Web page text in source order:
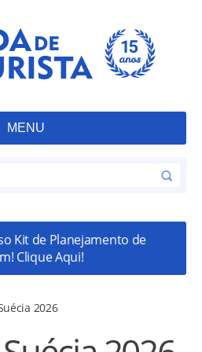
MENU
Kit de Planejamento de
Clique Aqui!
2026